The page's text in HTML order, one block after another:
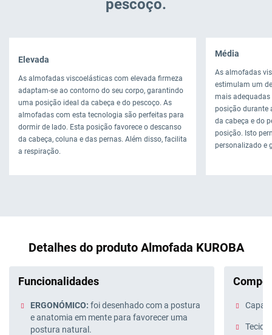
pescoço.
Elevada
As almofadas viscoelásticas com elevada firmeza
adaptam-se ao contorno do seu corpo, garantindo
uma posição ideal da cabeça e do pescoço. As
almofadas com esta tecnologia são perfeitas para
dormir de lado. Esta posição favorece o descanso
da cabeça, coluna e das pernas. Além disso, facilita
a respiração.
Média
As almofadas
estimulam um
mais adequadas
posição durante
da cabeça e do
posição. Isto
personalizado e
Detalhes do produto Almofada KUROBA
Funcionalidades
ERGONÓMICO: foi desenhado com a postura
e anatomia em mente para favorecer uma
postura natural.
Capa